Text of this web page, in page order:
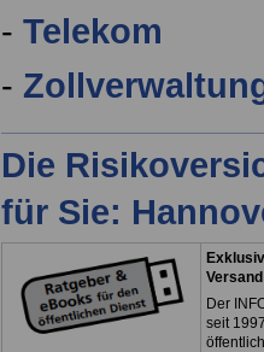
- Telekom
-
Die
für Sie:
Der
seit